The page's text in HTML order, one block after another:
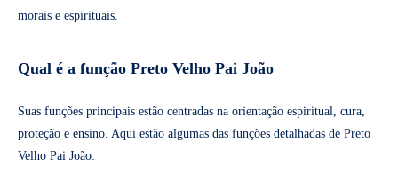
morais e espirituais.
Qual é a função Preto Velho Pai João
Suas funções principais estão centradas na orientação espiritual, cura,
proteção e ensino. Aqui estão algumas das funções detalhadas de Preto
Velho Pai João: